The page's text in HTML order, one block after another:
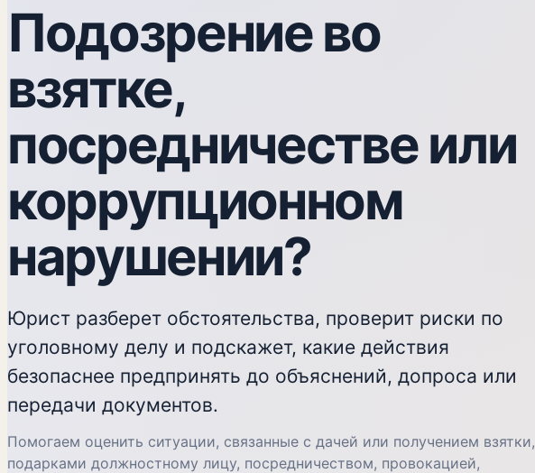
Подозрение во
взятке,
посредничестве или
коррупционном
нарушении?
Юрист разберет обстоятельства, проверит риски по
уголовному делу и подскажет, какие действия
безопаснее предпринять до объяснений, допроса или
передачи документов.
Помогаем оценить ситуации, связанные с дачей или получением взятки,
подарками должностному лицу, посредничеством, провокацией,